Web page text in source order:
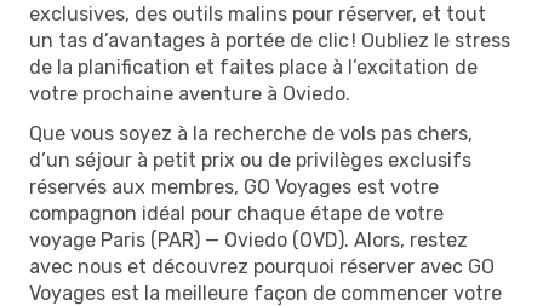
exclusives, des outils malins pour réserver, et tout
un tas d’avantages à portée de clic ! Oubliez le stress
de la planification et faites place à l’excitation de
votre prochaine aventure à Oviedo.
Que vous soyez à la recherche de vols pas chers,
d’un séjour à petit prix ou de privilèges exclusifs
réservés aux membres, GO Voyages est votre
compagnon idéal pour chaque étape de votre
voyage Paris (PAR) — Oviedo (OVD). Alors, restez
avec nous et découvrez pourquoi réserver avec GO
Voyages est la meilleure façon de commencer votre